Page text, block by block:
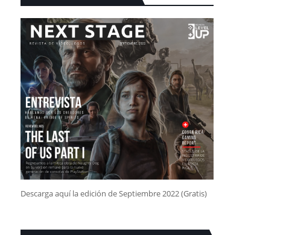
Descarga aquí la edición de Septiembre 2022 (Gratis)